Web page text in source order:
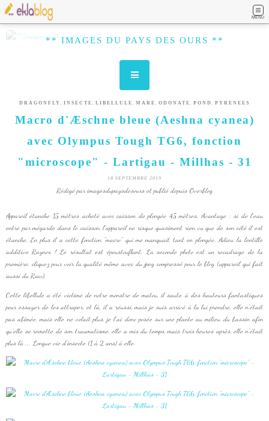
MENU
** IMAGES DU PAYS DES OURS **
DRAGONFLY , INSECTE , LIBELLULE , MARE , ODONATE , POND , PYRENEES
Macro d'Æschne bleue (Aeshna cyanea)
avec Olympus Tough TG6, fonction
"microscope" - Lartigau - Millhas - 31
18 SEPTEMBRE 2019
Rédigé par imagesdupaysdesours et publié depuis Overblog
Appareil étanche 15 mètres acheté avec caisson de plongée 45 mètres. Avantage : si de l'eau
entre par mégarde dans le caisson, l'appareil ne risque quasiment rien vu que de son côté il est
étanche. En plus il a cette fonction "macro" qui me manquait tant en plongée. Adieu la lentille
additive Raynox ! Le résultat est époustouflant. La seconde photo est un recadrage de la
première, cliquez pour voir la qualité même avec du jpeg compressé pour le blog (appareil qui fait
aussi du Raw).
Cette libellule a été victime de notre monstre de matou, il saute à des hauteurs fantastiques
pour essayer de les attraper, et là, il a réussi, mais je suis arrivé à la lui prendre, elle n'était
pas abîmée, mais elle ne volait plus, je l'ai donc posée sur une plante au milieu du bassin afin
qu'elle se remette de son traumatisme, elle a mis du temps, mais trois heures après, elle n'était
plus là ... Longue vie d'insecte (1 à 2 ans) à elle.